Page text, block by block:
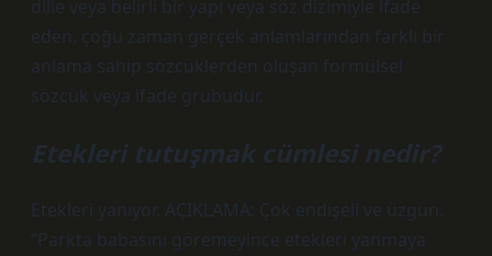
dille veya belirli bir yapı veya söz dizimiyle ifade
eden, çoğu zaman gerçek anlamlarından farklı bir
anlama sahip sözcüklerden oluşan formülsel
sözcük veya ifade grubudur.
Etekleri tutuşmak cümlesi nedir?
Etekleri yanıyor. AÇIKLAMA: Çok endişeli ve üzgün.
“Parkta babasını göremeyince etekleri yanmaya